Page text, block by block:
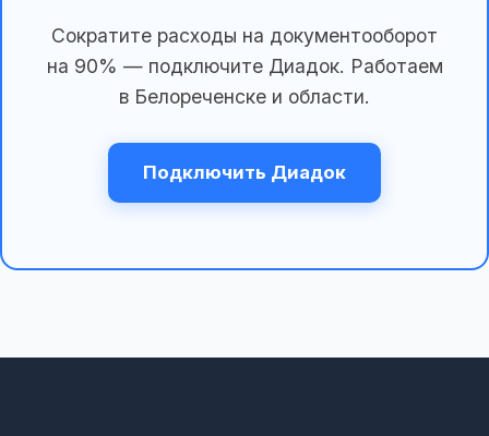
Сократите расходы на документооборот
на 90% — подключите Диадок. Работаем
в Белореченске и области.
Подключить Диадок